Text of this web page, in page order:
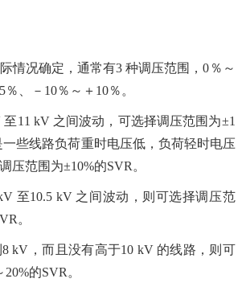
情况确定，通常有3 种调压范围，0％～
、－10％～＋10％。
至11 kV 之间波动，可选择调压范围为±1
一些线路负荷重时电压低，负荷轻时电压
压范围为±10%的SVR。
至10.5 kV 之间波动，则可选择调压范
。
kV，而且没有高于10 kV 的线路，则可
的SVR。